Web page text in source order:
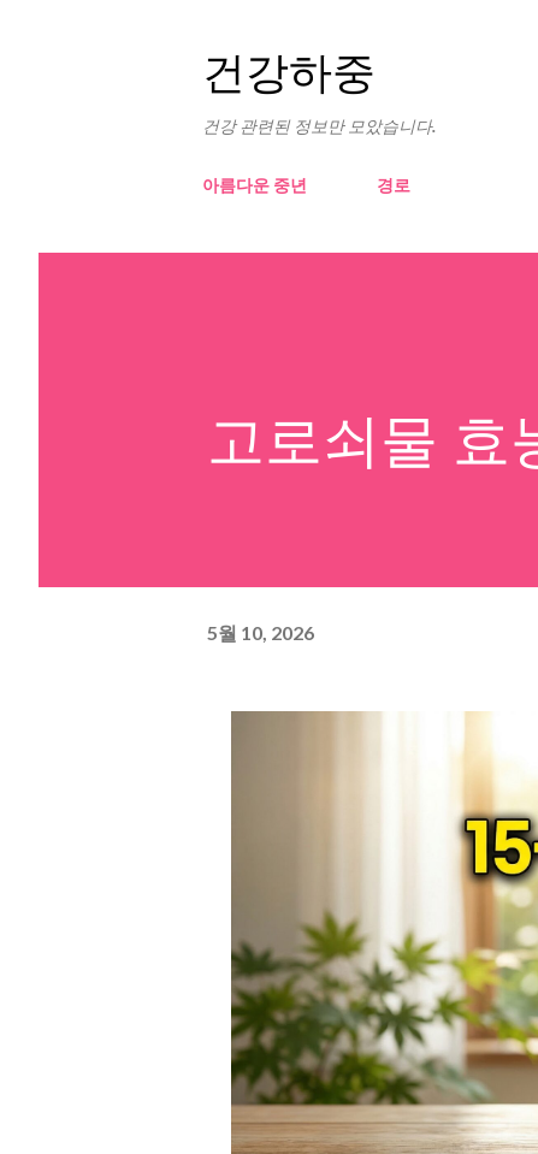
건강하중
건강 관련된 정보만 모았습니다.
아름다운 중년 경로
고로쇠물 효
5월 10, 2026